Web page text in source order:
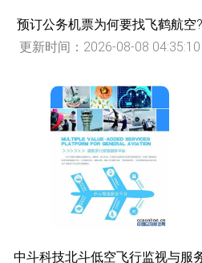
预订公务机票为何要找飞鹤航空?
更新时间：2026-08-08 04:35:10
中斗科技北斗低空飞行监视与服